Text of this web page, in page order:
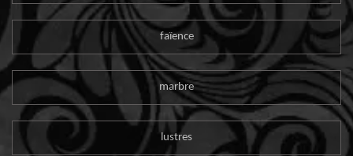
faïence
marbre
lustres